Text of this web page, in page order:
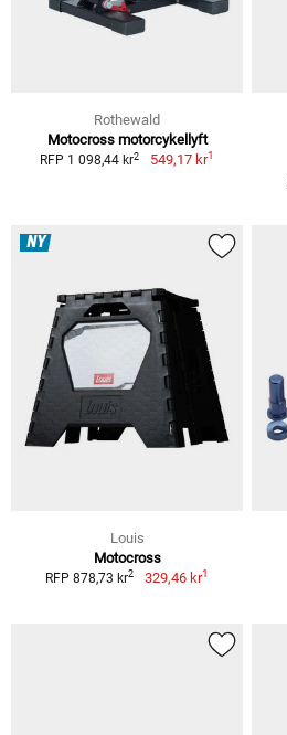
Rothewald
Motocross motorcykellyft
RFP 1 098,44 kr2 549,17 kr1
NY
Louis
Motocross
RFP 878,73 kr2 329,46 kr1